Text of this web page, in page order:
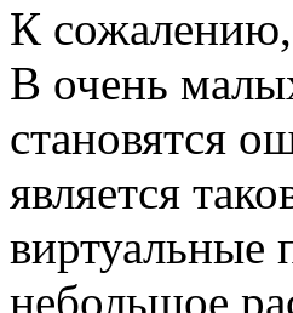
К сожалению,
В очень
становятся
является
виртуальные
небольшое